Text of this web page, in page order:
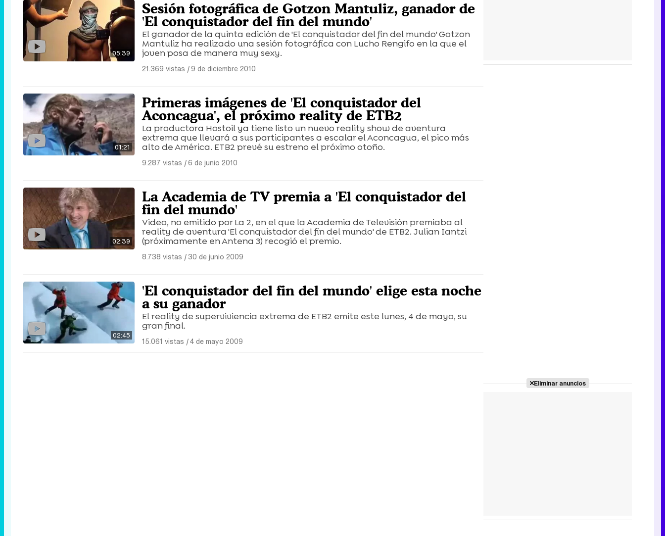
05:39
Sesión fotográfica de Gotzon Mantuliz, ganador de
'El conquistador del fin del mundo'
El ganador de la quinta edición de 'El conquistador del fin del mundo' Gotzon
Mantuliz ha realizado una sesión fotográfica con Lucho Rengifo en la que el
joven posa de manera muy sexy.
21.369 vistas |9 de diciembre 2010
01:21
Primeras imágenes de 'El conquistador del
Aconcagua', el próximo reality de ETB2
La productora Hostoil ya tiene listo un nuevo reality show de aventura
extrema que llevará a sus participantes a escalar el Aconcagua, el pico más
alto de América. ETB2 prevé su estreno el próximo otoño.
9.287 vistas |6 de junio 2010
02:39
La Academia de TV premia a 'El conquistador del
fin del mundo'
Video, no emitido por La 2, en el que la Academia de Televisión premiaba al
reality de aventura 'El conquistador del fin del mundo' de ETB2. Julian Iantzi
(próximamente en Antena 3) recogió el premio.
8.738 vistas |30 de junio 2009
02:45
'El conquistador del fin del mundo' elige esta noche
a su ganador
El reality de superviviencia extrema de ETB2 emite este lunes, 4 de mayo, su
gran final.
15.061 vistas |4 de mayo 2009
Eliminar anuncios